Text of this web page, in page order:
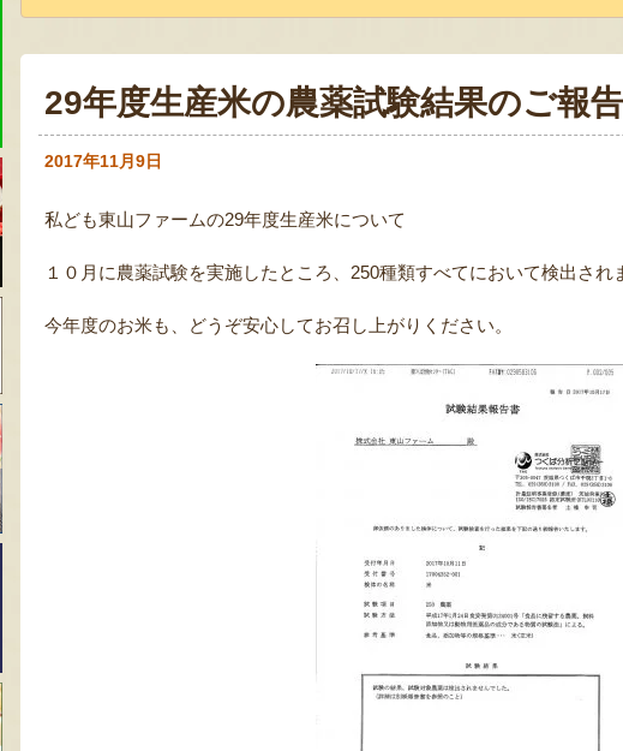
29年度生産米の農薬試験結果のご報告
2017年11月9日
私ども東山ファームの29年度生産米について
１０月に農薬試験を実施したところ、250種類すべてにおいて検出され
今年度のお米も、どうぞ安心してお召し上がりください。